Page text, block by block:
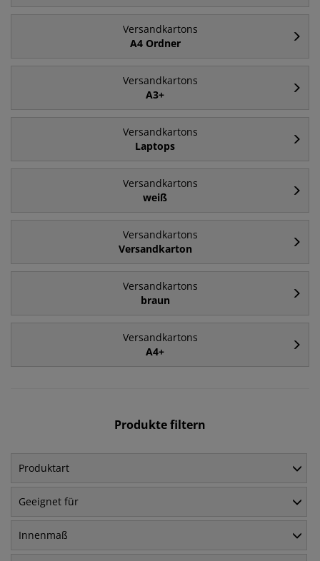
Versandkartons
A4 Ordner
Versandkartons
A3+
Versandkartons
Laptops
Versandkartons
weiß
Versandkartons
Versandkarton
Versandkartons
braun
Versandkartons
A4+
Produkte filtern
Produktart
Geeignet für
Innenmaß